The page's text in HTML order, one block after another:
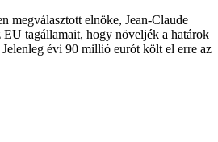
megválasztott elnöke, Jean-Claude
EU tagállamait, hogy növeljék a határok
évi 90 millió eurót költ el erre az